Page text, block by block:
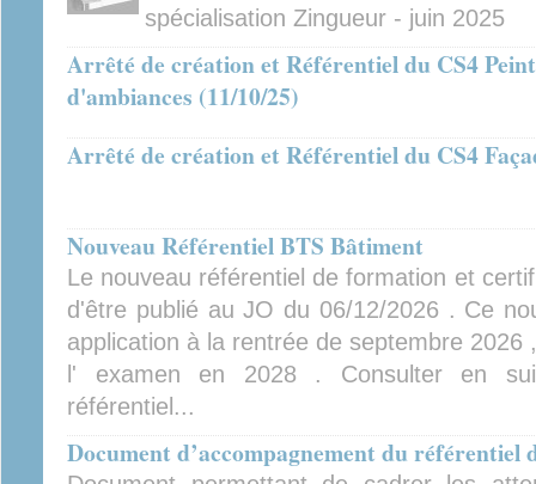
spécialisation Zingueur - juin 2025
Arrêté de création et Référentiel du CS4
d'ambiances (11/10/25)
Arrêté de création et Référentiel du CS4
Nouveau Référentiel BTS Bâtiment
Le nouveau référentiel de formation et
d'être publié au JO du 06/12/2026 . Ce
application à la rentrée de septembre
l' examen en 2028 . Consulter en
référentiel...
Document d’accompagnement du référentiel